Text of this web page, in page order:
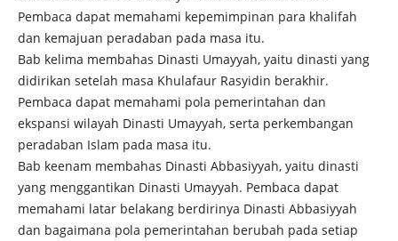
Pembaca dapat memahami kepemimpinan para khalifah
dan kemajuan peradaban pada masa itu.
Bab kelima membahas Dinasti Umayyah, yaitu dinasti yang
didirikan setelah masa Khulafaur Rasyidin berakhir.
Pembaca dapat memahami pola pemerintahan dan
ekspansi wilayah Dinasti Umayyah, serta perkembangan
peradaban Islam pada masa itu.
Bab keenam membahas Dinasti Abbasiyyah, yaitu dinasti
yang menggantikan Dinasti Umayyah. Pembaca dapat
memahami latar belakang berdirinya Dinasti Abbasiyyah
dan bagaimana pola pemerintahan berubah pada setiap